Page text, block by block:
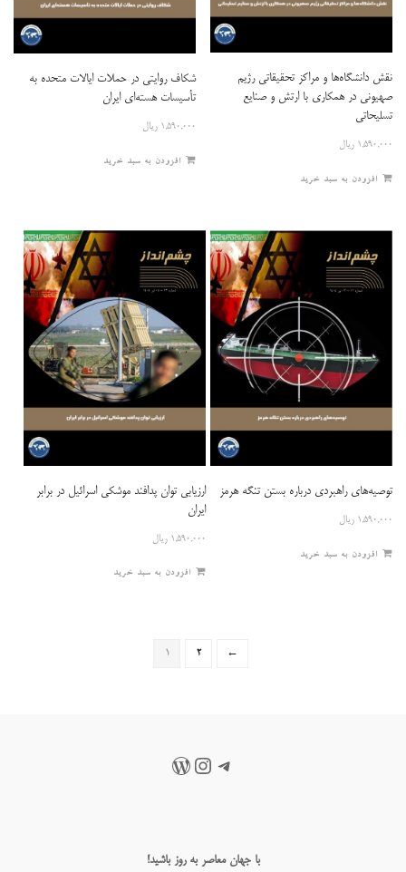
شکاف روایتی در حملات ایالات متحده به
تأسیسات هسته‌ای ایران
۱,۵۹۰,۰۰۰ ریال
افزودن به سبد خرید
نقش دانشگاه‌ها و مراکز تحقیقاتی رژیم
صهیونی در همکاری با ارتش و صنایع
تسلیحاتی
۱,۵۹۰,۰۰۰ ریال
افزودن به سبد خرید
ارزیابی توان پدافند موشکی اسرائیل در برابر
ایران
۱,۵۹۰,۰۰۰ ریال
افزودن به سبد خرید
توصیه‌های راهبردی درباره بستن تنگه هرمز
۱,۵۹۰,۰۰۰ ریال
افزودن به سبد خرید
۱ ۲ ←
تلگراماینستاگرم
وردپرس
با جهان معاصر به روز باشید!